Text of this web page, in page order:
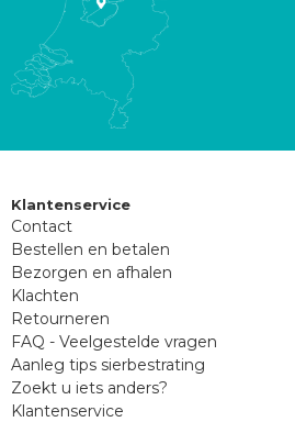
Klantenservice
Contact
Bestellen en betalen
Bezorgen en afhalen
Klachten
Retourneren
FAQ - Veelgestelde vragen
Aanleg tips sierbestrating
Zoekt u iets anders?
Klantenservice